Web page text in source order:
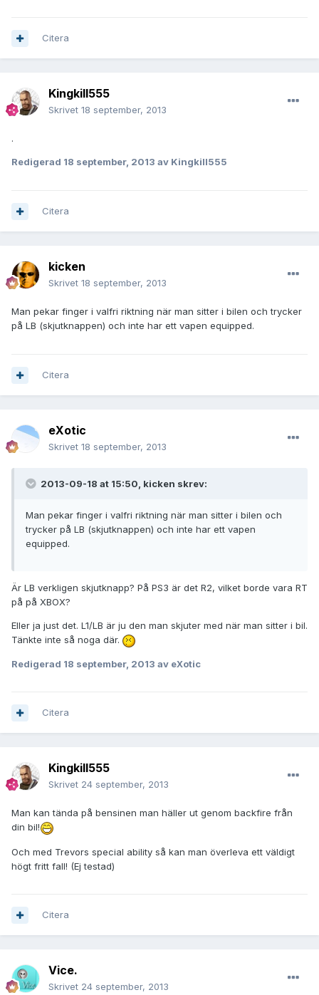
Citera
Kingkill555
Skrivet 18 september, 2013
.
Redigerad 18 september, 2013 av Kingkill555
Citera
kicken
Skrivet 18 september, 2013
Man pekar finger i valfri riktning när man sitter i bilen och trycker
på LB (skjutknappen) och inte har ett vapen equipped.
Citera
eXotic
Skrivet 18 september, 2013
2013-09-18 at 15:50, kicken skrev:
Man pekar finger i valfri riktning när man sitter i bilen och
trycker på LB (skjutknappen) och inte har ett vapen
equipped.
Är LB verkligen skjutknapp? På PS3 är det R2, vilket borde vara RT
på på XBOX?
Eller ja just det. L1/LB är ju den man skjuter med när man sitter i bil.
Tänkte inte så noga där.
Redigerad 18 september, 2013 av eXotic
Citera
Kingkill555
Skrivet 24 september, 2013
Man kan tända på bensinen man häller ut genom backfire från
din bil!
Och med Trevors special ability så kan man överleva ett väldigt
högt fritt fall! (Ej testad)
Citera
Vice.
Skrivet 24 september, 2013